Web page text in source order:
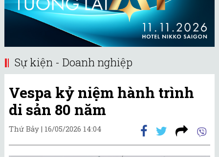
Sự kiện - Doanh nghiệp
Vespa kỷ niệm hành trình
di sản 80 năm
Thứ Bảy | 16/05/2026 14:04